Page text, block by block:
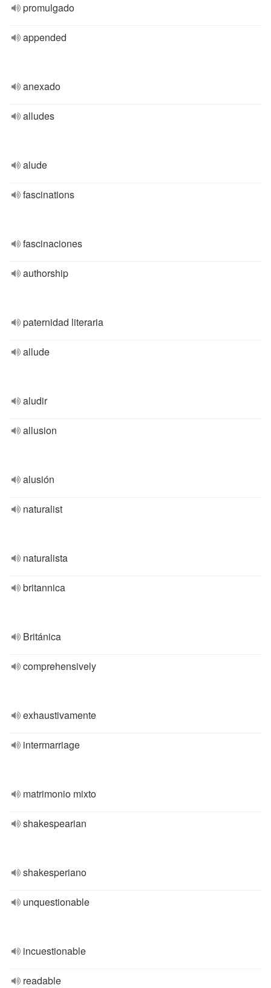
promulgado
appended
anexado
alludes
alude
fascinations
fascinaciones
authorship
paternidad literaria
allude
aludir
allusion
alusión
naturalist
naturalista
britannica
Británica
comprehensively
exhaustivamente
intermarriage
matrimonio mixto
shakespearian
shakesperiano
unquestionable
incuestionable
readable